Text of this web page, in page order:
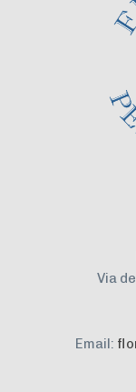
Via
Email: